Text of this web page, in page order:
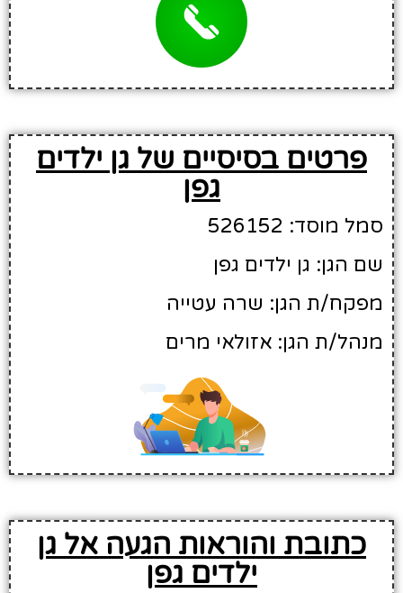
פרטים בסיסיים של גן ילדים
גפן
סמל מוסד: 526152
שם הגן: גן ילדים גפן
מפקח/ת הגן: שרה עטייה
מנהל/ת הגן: אזולאי מרים
כתובת והוראות הגעה אל גן
ילדים גפן